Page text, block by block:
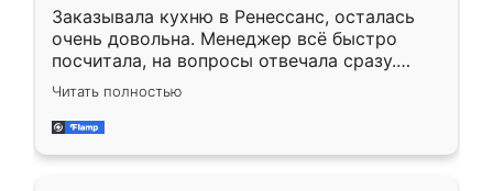
Заказывала кухню в Ренессанс, осталась
очень довольна. Менеджер всё быстро
посчитала, на вопросы отвечала сразу.
Замерщик приехал в субботу, подошёл к
делу со всей ответственностью. Собрали
за день, ребята работали аккуратно, даже
Читать полностью